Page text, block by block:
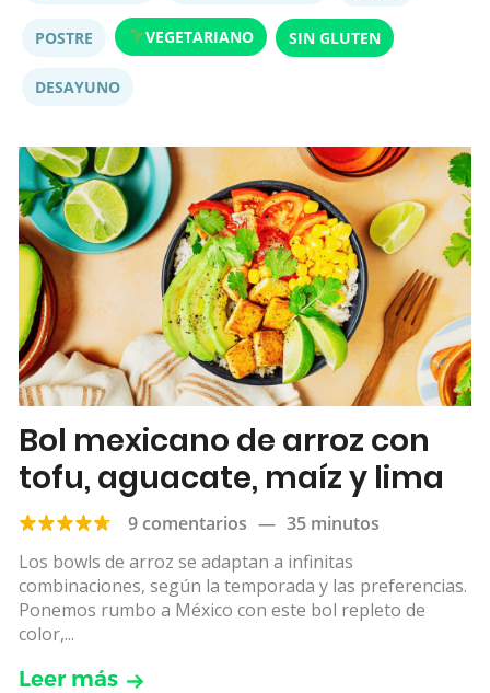
POSTRE VEGETARIANO SIN GLUTEN
DESAYUNO
Bol mexicano de arroz con
tofu, aguacate, maíz y lima
9 comentarios — 35 minutos
Los bowls de arroz se adaptan a infinitas
combinaciones, según la temporada y las preferencias.
Ponemos rumbo a México con este bol repleto de
color,...
Leer más